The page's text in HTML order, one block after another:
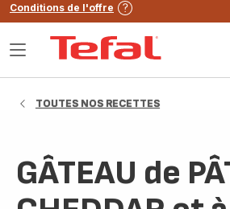
Conditions de l'offre
Ouvrir
TOUTES NOS RECETTES
GÂTEAU de